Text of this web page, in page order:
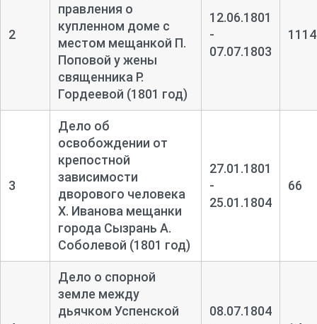
2
правления о
купленном доме с
местом мещанкой П.
Поповой у жены
священника Р.
Гордеевой (1801 год)
12.06.1801
-
07.07.1803
1114
3
Дело об
освобождении от
крепостной
зависимости
дворового человека
Х. Иванова мещанки
города Сызрань А.
Соболевой (1801 год)
27.01.1801
-
25.01.1804
66
Дело о спорной
земле между
дьячком Успенской
08.07.1804